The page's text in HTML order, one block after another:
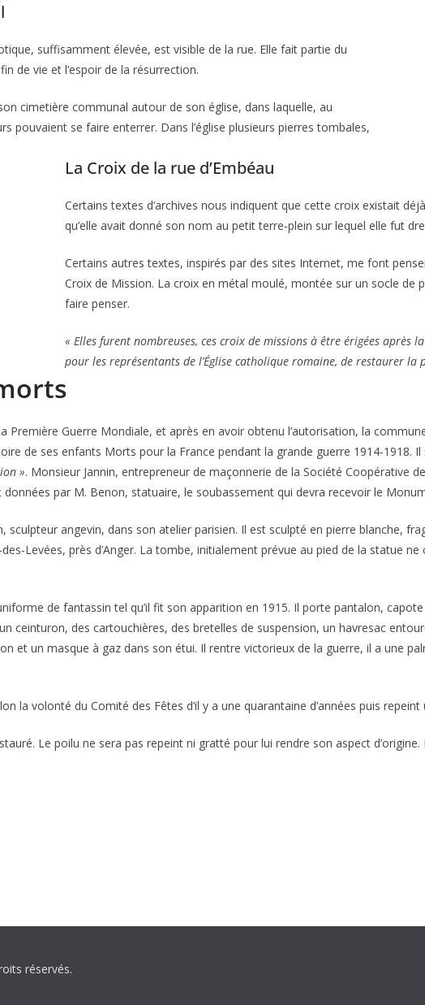
suffisamment élevée, est visible de la rue. Elle fait partie du
de vie et l’espoir de la résurrection.
cimetière communal autour de son église, dans laquelle, au
pouvaient se faire enterrer. Dans l’église plusieurs pierres tombales,
La Croix de la rue d’Embéau
Certains textes d’archives nous indiquent que cette croix existait
qu’elle avait donné son nom au petit terre-plein sur lequel elle fut
Certains autres textes, inspirés par des sites Internet, me font
Croix de Mission. La croix en métal moulé, montée sur un socle de
faire penser.
« Elles furent nombreuses, ces croix de missions à être érigées
pour les représentants de l’Église catholique romaine, de restaurer la
Première Guerre Mondiale, et après en avoir obtenu l’autorisation, la
de ses enfants Morts pour la France pendant la grande guerre 1914-1918. Il
». Monsieur Jannin, entrepreneur de maçonnerie de la Société Coopérative
par M. Benon, statuaire, le soubassement qui devra recevoir le
angevin, dans son atelier parisien. Il est sculpté en pierre blanche,
Levées, près d’Anger. La tombe, initialement prévue au pied de la statue
de fantassin tel qu’il fit son apparition en 1915. Il porte pantalon,
ceinturon, des cartouchières, des bretelles de suspension, un havresac
et un masque à gaz dans son étui. Il rentre victorieux de la guerre, il a une
la volonté du Comité des Fêtes d’il y a une quarantaine d’années puis repeint
Le poilu ne sera pas repeint ni gratté pour lui rendre son aspect
réservés.